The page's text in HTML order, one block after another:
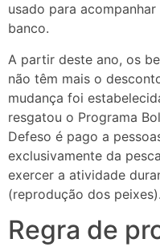
usado para
banco.
A partir deste ano, os
não têm mais o
mudança foi
resgatou o Programa
Defeso é pago a
exclusivamente da
exercer a atividade
(reprodução dos peixes).
Regra de